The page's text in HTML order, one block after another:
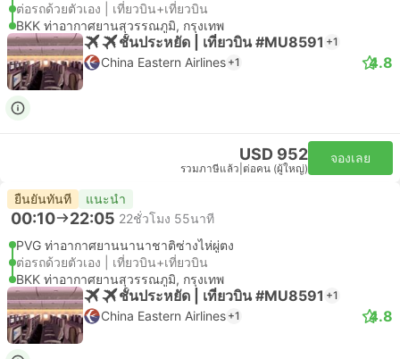
ต่อรถด้วยตัวเอง | เที่ยวบิน+เที่ยวบิน
BKK ท่าอากาศยานสุวรรณภูมิ, กรุงเทพ
ชั้นประหยัด | เที่ยวบิน #MU8591 +1
China Eastern Airlines +1 4.8
USD 952
รวมภาษีแล้ว ต่อคน (ผู้ใหญ่)
จองเลย
ยืนยันทันที แนะนำ
00:10 22:05 22ชั่วโมง 55นาที
PVG ท่าอากาศยานนานาชาติซ่างไห่ผู่ตง
ต่อรถด้วยตัวเอง | เที่ยวบิน+เที่ยวบิน
BKK ท่าอากาศยานสุวรรณภูมิ, กรุงเทพ
ชั้นประหยัด | เที่ยวบิน #MU8591 +1
China Eastern Airlines +1 4.8